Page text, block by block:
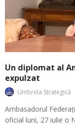
Un diplomat al
expulzat
Umbrela Strategică
Ambasadorul
oficial luni, 27 iulie o